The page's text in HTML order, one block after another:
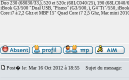
Duo 230 (68030/33,), 520 et 520c (68LC040/25), 190 (68LC040/
iBook G3/500 "Dual USB, "Pismo" (G3/500, ), G4"Ti"/550,
Core i7 à 2,2 Ghz et MBP 15" Quad Core i7 2,5 Ghz, Mac mini
Post� le: Mar 16 Oct 2012 à 18:55 Sujet du message: